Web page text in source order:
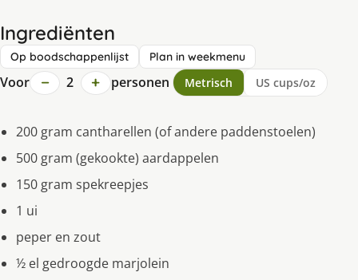
Ingrediënten
Op boodschappenlijst Plan in weekmenu
Voor − 2 + personen Metrisch US cups/oz
200 gram cantharellen (of andere paddenstoelen)
500 gram (gekookte) aardappelen
150 gram spekreepjes
1 ui
peper en zout
½ el gedroogde marjolein